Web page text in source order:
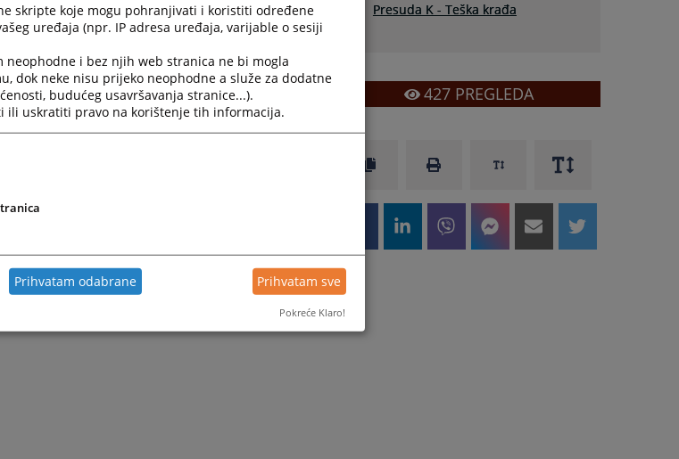
Presuda K - Teška krađa
427PREGLEDA
skripte koje mogu pohranjivati i koristiti određene
uređaja (npr. IP adresa uređaja, varijable o sesiji
neophodne i bez njih web stranica ne bi mogla
dok neke nisu prijeko neophodne a služe za dodatne
budućeg usavršavanja stranice...).
ili uskratiti pravo na korištenje tih informacija.
Prihvatam odabrane Prihvatam sve
Pokreće Klaro!